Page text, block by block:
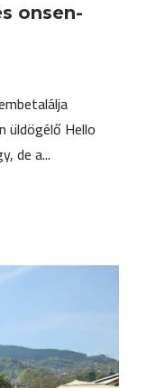
onsen-
Hello
de a...